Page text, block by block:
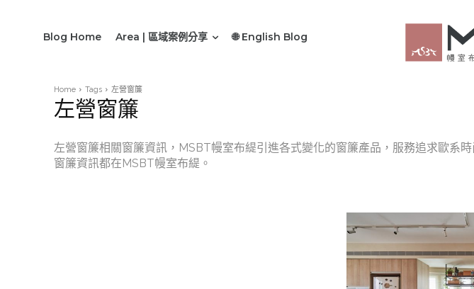
Blog Home Area | 區域案例分享 🌐 English Blog
Home Tags 左營窗簾
左營窗簾
左營窗簾相關窗簾資訊，MSBT幔室布緹引進各式變化的窗簾產品，服務追求歐系
窗簾資訊都在MSBT幔室布緹。